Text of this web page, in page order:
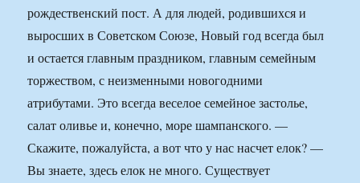
рождественский пост. А для людей, родившихся и
выросших в Советском Союзе, Новый год всегда был
и остается главным праздником, главным семейным
торжеством, с неизменными новогодними
атрибутами. Это всегда веселое семейное застолье,
салат оливье и, конечно, море шампанского. —
Скажите, пожалуйста, а вот что у нас насчет елок? —
Вы знаете, здесь елок не много. Существует